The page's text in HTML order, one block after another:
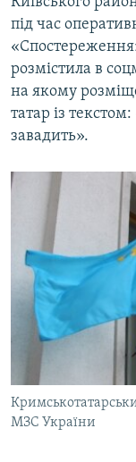
під час
розмістила в
на якому
татар із
завадить».
МЗС України